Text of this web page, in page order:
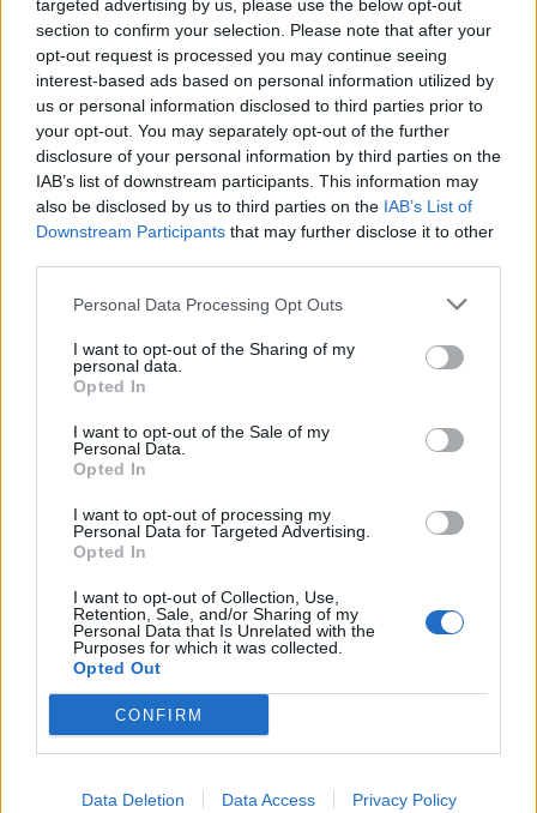
targeted advertising by us, please use the below opt-out
section to confirm your selection. Please note that after your
opt-out request is processed you may continue seeing
interest-based ads based on personal information utilized by
us or personal information disclosed to third parties prior to
your opt-out. You may separately opt-out of the further
disclosure of your personal information by third parties on the
IAB’s list of downstream participants. This information may
also be disclosed by us to third parties on the IAB’s List of
Downstream Participants that may further disclose it to other
Personal Data Processing Opt Outs
I want to opt-out of the Sharing of my
personal data.
Opted In
I want to opt-out of the Sale of my
Personal Data.
Opted In
I want to opt-out of processing my
Personal Data for Targeted Advertising.
Opted In
I want to opt-out of Collection, Use,
Retention, Sale, and/or Sharing of my
Personal Data that Is Unrelated with the
Purposes for which it was collected.
Opted Out
CONFIRM
Data Deletion Data Access Privacy Policy